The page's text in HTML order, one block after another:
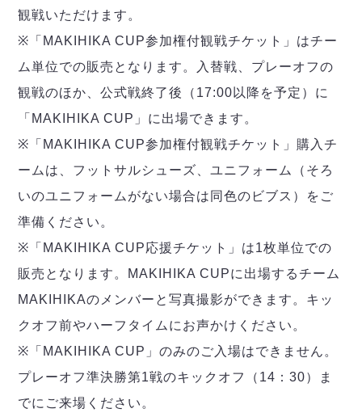
観戦いただけます。
※「MAKIHIKA CUP参加権付観戦チケット」はチー
ム単位での販売となります。入替戦、プレーオフの
観戦のほか、公式戦終了後（17:00以降を予定）に
「MAKIHIKA CUP」に出場できます。
※「MAKIHIKA CUP参加権付観戦チケット」購入チ
ームは、フットサルシューズ、ユニフォーム（そろ
いのユニフォームがない場合は同色のビブス）をご
準備ください。
※「MAKIHIKA CUP応援チケット」は1枚単位での
販売となります。MAKIHIKA CUPに出場するチーム
MAKIHIKAのメンバーと写真撮影ができます。キッ
クオフ前やハーフタイムにお声かけください。
※「MAKIHIKA CUP」のみのご入場はできません。
プレーオフ準決勝第1戦のキックオフ（14：30）ま
でにご来場ください。